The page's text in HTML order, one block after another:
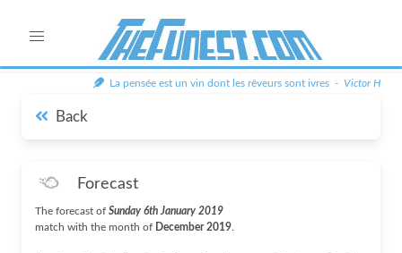
La pensée est un vin dont les rêveurs sont ivres -Victor Hugo
Back
Forecast
The forecast of Sunday 6th January 2019
match with the month of December 2019